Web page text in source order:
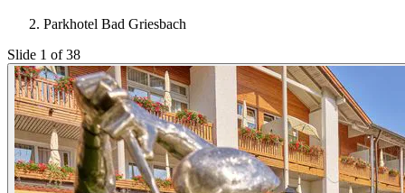
Parkhotel Bad Griesbach
Slide 1 of 38